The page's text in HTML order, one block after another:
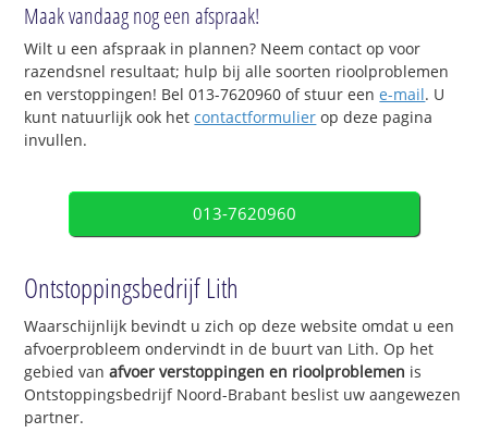
Maak vandaag nog een afspraak!
Wilt u een afspraak in plannen? Neem contact op voor
razendsnel resultaat; hulp bij alle soorten rioolproblemen
en verstoppingen! Bel 013-7620960 of stuur eene-mail. U
kunt natuurlijk ook hetcontactformulier op deze pagina
invullen.
013-7620960
Ontstoppingsbedrijf Lith
Waarschijnlijk bevindt u zich op deze website omdat u een
afvoerprobleem ondervindt in de buurt van Lith. Op het
gebied vanafvoer verstoppingen en rioolproblemen is
Ontstoppingsbedrijf Noord-Brabant beslist uw aangewezen
partner.